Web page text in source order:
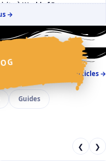
à World of Frozen
Disney : Claire Salmon en
→
Tous les articles →
Guides
❮ ❯